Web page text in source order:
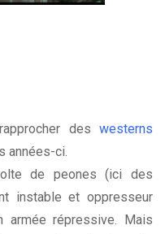
des westerns
années-ci.
de peones (ici des
instable et oppresseur
répressive. Mais